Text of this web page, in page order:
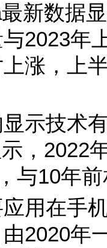
新数据
2023年
涨，上
示技术
，2022
与10年
用在手
2020年